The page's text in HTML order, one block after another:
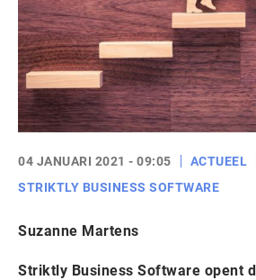
04 JANUARI 2021 - 09:05 ACTUEEL
STRIKTLY BUSINESS SOFTWARE
Suzanne Martens
Striktly Business Software opent